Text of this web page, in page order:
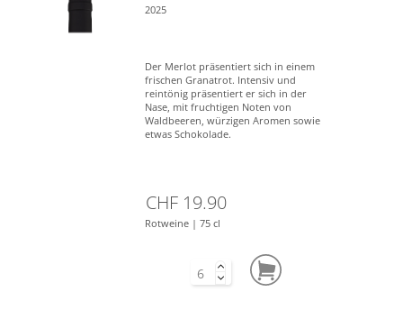
2025
Der Merlot präsentiert sich in einem
frischen Granatrot. Intensiv und
reintönig präsentiert er sich in der
Nase, mit fruchtigen Noten von
Waldbeeren, würzigen Aromen sowie
etwas Schokolade.
CHF 19.90
Rotweine | 75 cl